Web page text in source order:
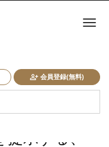
会員登録(無料)
ナ
示する、